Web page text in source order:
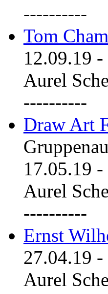
----------
Tom
12.09.19 -
Aurel
----------
Draw Art
17.05.19 -
Aurel
----------
Ernst
27.04.19 -
Aurel